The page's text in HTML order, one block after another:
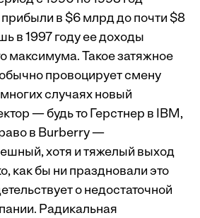
в $6 млрд до почти $8
в 1997 году ее доходы
максимума. Такое затяжное
провоцирует смену
случаях новый
— будь то Герстнер в IBM,
в Burberry —
хотя и тяжелый выход
как бы ни праздновали это
о недостаточной
Радикальная